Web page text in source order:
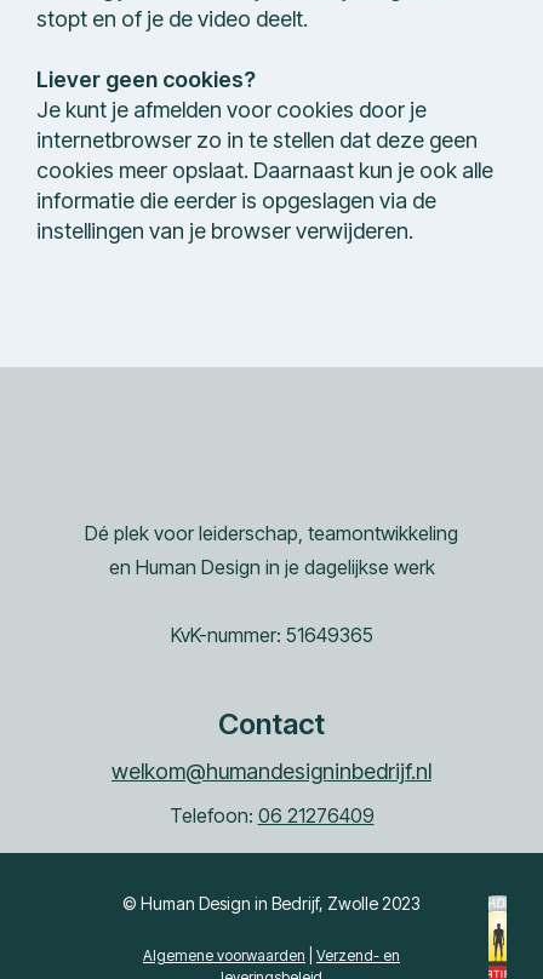
stopt en of je de video deelt.
Liever geen cookies?
Je kunt je afmelden voor cookies door je
internetbrowser zo in te stellen dat deze geen
cookies meer opslaat. Daarnaast kun je ook alle
informatie die eerder is opgeslagen via de
instellingen van je browser verwijderen.
Dé plek voor leiderschap, teamontwikkeling
en Human Design in je dagelijkse werk
KvK-nummer: 51649365
Contact
welkom@humandesigninbedrijf.nl
Telefoon: 06 21276409
© Human Design in Bedrijf, Zwolle 2023
Algemene voorwaarden
Verzend- en